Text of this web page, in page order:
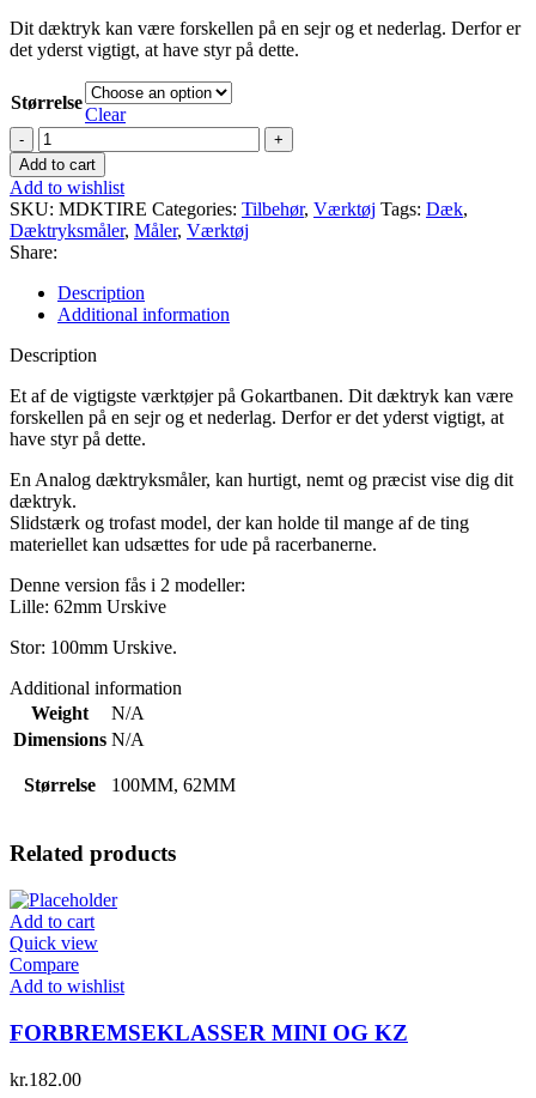
Dit dæktryk kan være forskellen på en sejr og et nederlag. Derfor er
det yderst vigtigt, at have styr på dette.
Størrelse
Clear
Dæktryksmåler
quantity
Add to cart
Add to wishlist
SKU: MDKTIRE Categories: Tilbehør, Værktøj Tags: Dæk,
Dæktryksmåler, Måler, Værktøj
Share:
Description
Additional information
Description
Et af de vigtigste værktøjer på Gokartbanen. Dit dæktryk kan være
forskellen på en sejr og et nederlag. Derfor er det yderst vigtigt, at
have styr på dette.
En Analog dæktryksmåler, kan hurtigt, nemt og præcist vise dig dit
dæktryk.
Slidstærk og trofast model, der kan holde til mange af de ting
materiellet kan udsættes for ude på racerbanerne.
Denne version fås i 2 modeller:
Lille: 62mm Urskive
Stor: 100mm Urskive.
Additional information
Weight
N/A
Dimensions N/A
Størrelse 100MM, 62MM
Related products
Add to cart
Quick view
Compare
Add to wishlist
FORBREMSEKLASSER MINI OG KZ
kr.182.00